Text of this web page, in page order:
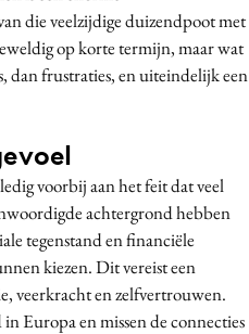
die veelzijdige duizendpoot met
op korte termijn, maar wat
dan frustraties, en uiteindelijk een
voorbij aan het feit dat veel
achtergrond hebben
tegenstand en financiële
kiezen. Dit vereist een
veerkracht en zelfvertrouwen.
Europa en missen de connecties